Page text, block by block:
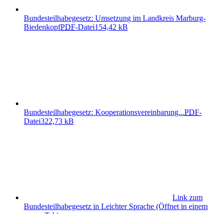
Bundesteilhabegesetz: Umsetzung im Landkreis Marburg-
BiedenkopfPDF-Datei154,42 kB
Bundesteilhabegesetz: Kooperationsvereinbarung...PDF-
Datei322,73 kB
Link zum
Bundesteilhabegesetz in Leichter Sprache (Öffnet in einem